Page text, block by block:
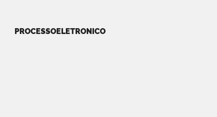
PROCESSOELETRONICO